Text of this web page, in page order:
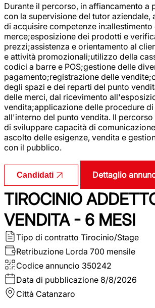
Durante il percorso, in affiancamento a
con la supervisione del tutor aziendale,
di acquisire competenze
merce;esposizione dei prodotti e
prezzi;assistenza e orientamento al
e attività promozionali;utilizzo della
codici a barre e POS;gestione delle
pagamento;registrazione delle
degli spazi e dei reparti del punto
delle merci, dal ricevimento
vendita;applicazione delle procedure
all'interno del punto vendita. Il
di sviluppare capacità di
ascolto delle esigenze, vendita e
con il pubblico.
Candidati Dettaglio
TIROCINIO
VENDITA - 6 MESI
Tipo di contratto Tirocinio/Stage
Retribuzione Lorda 700 mensile
Codice annuncio 350242
Data di pubblicazione 8/8/2026
Città Catanzaro